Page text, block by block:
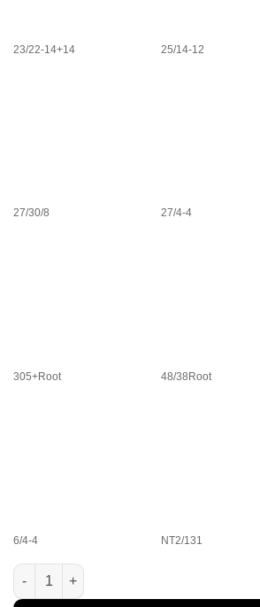
23/22-14+14 25/14-12
27/30/8 27/4-4
305+Root 48/38Root
6/4-4 NT2/131
Cantitate Visconti Modern Cut **